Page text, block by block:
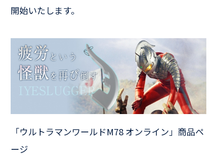
開始いたします。
「ウルトラマンワールドM78 オンライン」商品ペ
ージ